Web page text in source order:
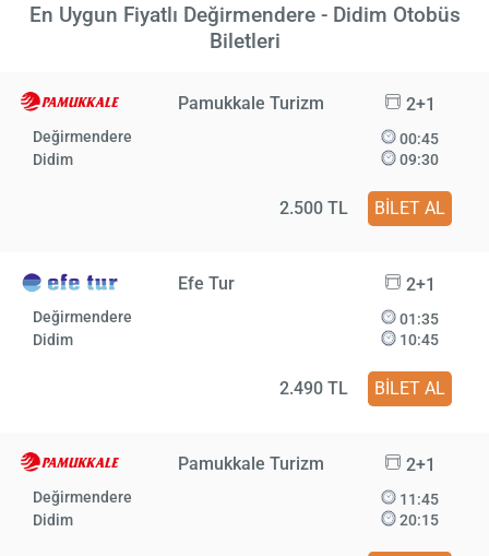
En Uygun Fiyatlı Değirmendere - Didim Otobüs
Biletleri
Pamukkale Turizm 2+1
Değirmendere
Didim
00:45
09:30
2.500 TL BİLET AL
Efe Tur 2+1
Değirmendere
Didim
01:35
10:45
2.490 TL BİLET AL
Pamukkale Turizm 2+1
Değirmendere
Didim
11:45
20:15